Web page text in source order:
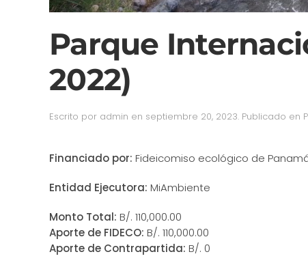
Parque
2022)
Escrito por admin en septiembre 20, 2023. Publicado en
Financiado por: Fideicomiso ecológico de
Entidad Ejecutora: MiAmbiente
Monto Total: B/. 110,000.00
Aporte de FIDECO: B/. 110,000.00
Aporte de Contrapartida: B/. 0